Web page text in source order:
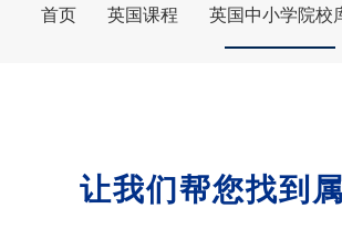
首页 英国课程 英国中小学院校
让我们帮您找到